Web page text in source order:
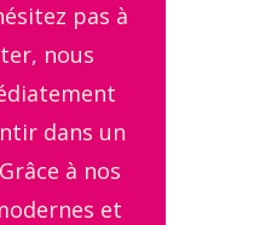
pas à
nous
dans un
à nos
et